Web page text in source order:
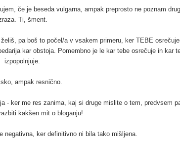
če je beseda vulgarna, ampak preprosto ne poznam
Ti, šment.
pa boš to počel/a v vsakem primeru, ker TEBE
kar obstoja. Pomembno je le kar tebe osrečuje in kar
izpopolnjuje.
ampak resnično.
- ker me res zanima, kaj si druge mislite o tem, predvsem
kakšen mit o bloganju!
negativna, ker definitivno ni bila tako mišljena.